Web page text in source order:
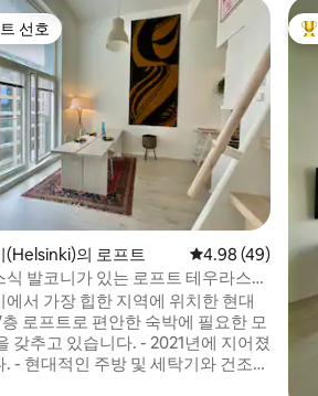
선호
선호
(Helsinki)의 로프트 평점 4.98점(5점
4.98 (49)
식 발코니가 있는 로프트 테우라스타
사타마
에서 가장 힙한 지역에 위치한 현대
로프트로 편안한 숙박에 필요한 모
고 있습니다. - 2021년에 지어졌
. - 현대적인 주방 및 세탁기와 건조기